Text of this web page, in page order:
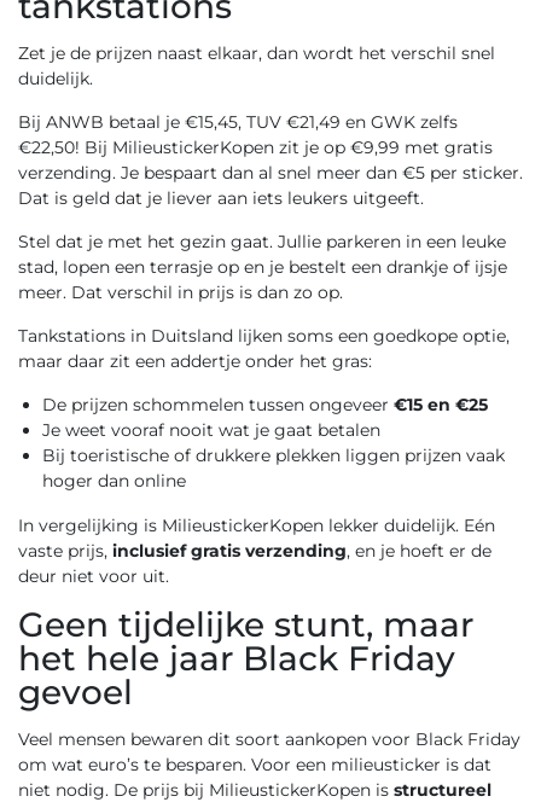
Zet je de prijzen naast elkaar, dan wordt het verschil snel
duidelijk.
Bij ANWB betaal je €15,45, TUV €21,49 en GWK zelfs
€22,50! Bij MilieustickerKopen zit je op €9,99 met gratis
verzending. Je bespaart dan al snel meer dan €5 per sticker.
Dat is geld dat je liever aan iets leukers uitgeeft.
Stel dat je met het gezin gaat. Jullie parkeren in een leuke
stad, lopen een terrasje op en je bestelt een drankje of ijsje
meer. Dat verschil in prijs is dan zo op.
Tankstations in Duitsland lijken soms een goedkope optie,
maar daar zit een addertje onder het gras:
De prijzen schommelen tussen ongeveer €15 en €25
Je weet vooraf nooit wat je gaat betalen
Bij toeristische of drukkere plekken liggen prijzen vaak
hoger dan online
In vergelijking is MilieustickerKopen lekker duidelijk. Eén
vaste prijs, inclusief gratis verzending, en je hoeft er de
deur niet voor uit.
Geen tijdelijke stunt, maar
het hele jaar Black Friday
gevoel
Veel mensen bewaren dit soort aankopen voor Black Friday
om wat euro’s te besparen. Voor een milieusticker is dat
niet nodig. De prijs bij MilieustickerKopen is structureel